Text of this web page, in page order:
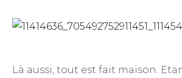
Là aussi, tout est fait maison.